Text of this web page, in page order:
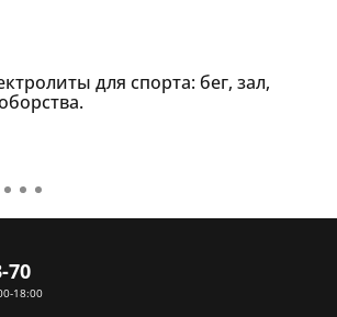
для спорта: бег, зал,
70
18:00